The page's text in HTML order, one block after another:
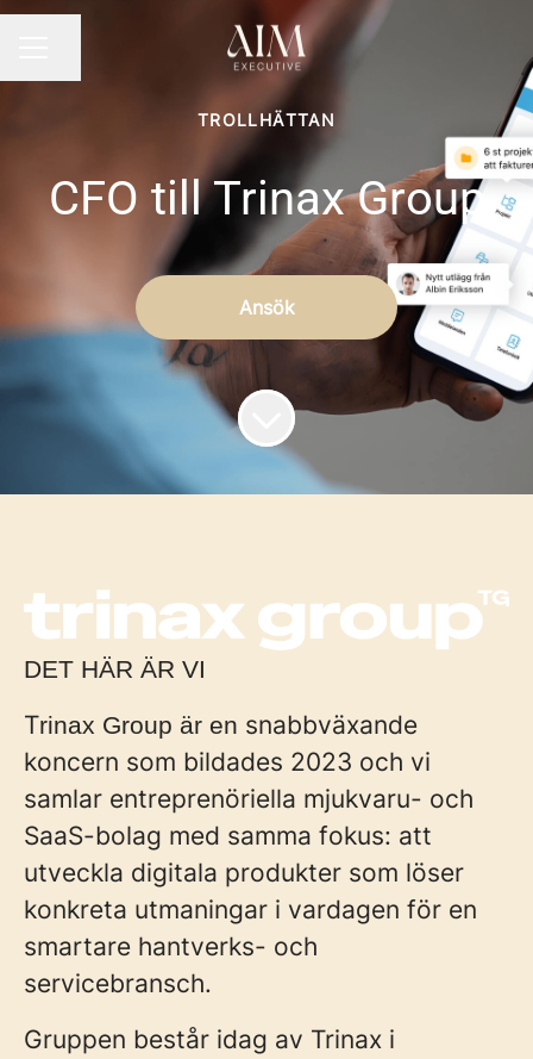
TROLLHÄTTAN
CFO till Trinax Group
Ansök
DET HÄR ÄR VI
Trinax Group är en snabbväxande
koncern som bildades 2023 och vi
samlar entreprenöriella mjukvaru- och
SaaS-bolag med samma fokus: att
utveckla digitala produkter som löser
konkreta utmaningar i vardagen för en
smartare hantverks- och
servicebransch.
Gruppen består idag av Trinax i